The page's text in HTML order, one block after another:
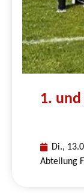
1.
Di.,
Abteilung